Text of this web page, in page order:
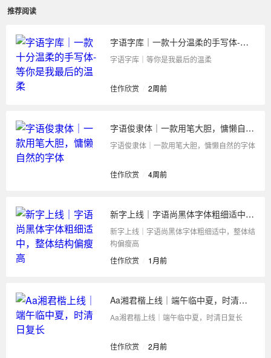
推荐阅读
字语字库｜一款十分温柔的手写体-等你是我最后的温柔
字语字库｜等你是我最后的温柔
佳作欣赏 2周前
字语俊隶体｜一款用笔大胆，慵懒自然的字体
字语俊隶体｜一款用笔大胆，慵懒自然的字体
佳作欣赏 4周前
新字上线｜字语尚黑体字体粗细适中，整体结构偏瘦高
新字上线｜字语尚黑体字体粗细适中，整体结
构偏瘦高
佳作欣赏
1月前
Aa湘君楷上线｜端午临中夏，时清日复长
Aa湘君楷上线｜端午临中夏，时清日复长
佳作欣赏 2月前